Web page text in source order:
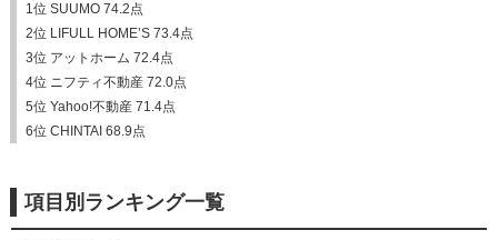
1位 SUUMO 74.2点
2位 LIFULL HOME’S 73.4点
3位 アットホーム 72.4点
4位 ニフティ不動産 72.0点
5位 Yahoo!不動産 71.4点
6位 CHINTAI 68.9点
項目別ランキング一覧